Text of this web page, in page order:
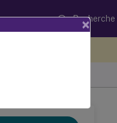
Recherche
×